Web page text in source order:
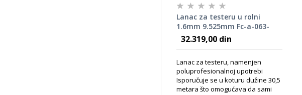
Lanac za testeru u rolni
1.6mm 9.525mm Fc-a-063-
100r
32.319,00 din
Lanac za testeru, namenjen
poluprofesionalnoj upotrebi
Isporučuje se u koturu dužine 30,5
metara što omogućava da sami